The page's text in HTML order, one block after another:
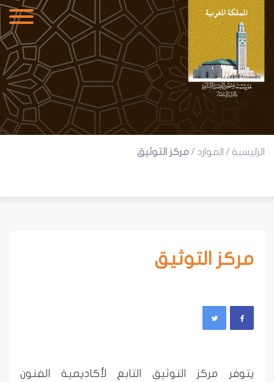
الرئيسية / الموارد / مركز التوثيق
مركز التوثيق
يتوفر مركز التوثيق التابع لأكاديمية الفنون